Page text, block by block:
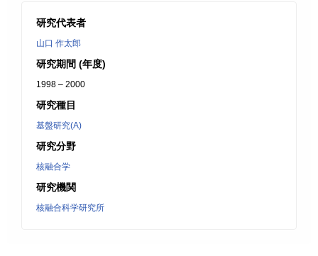
研究代表者
山口 作太郎
研究期間 (年度)
1998 – 2000
研究種目
基盤研究(A)
研究分野
核融合学
研究機関
核融合科学研究所